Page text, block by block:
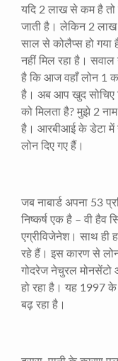
यदि 2 लाख से कम है तो
जाती है। लेकिन 2 लाख
साल से कोलैप्स हो गया
नहीं मिल रहा है।
है कि आज वहाँ लोन 1
है। अब आप खुद सोचिए
को मिलता है? मुझे 2
है। आरबीआई के डेटा में
लोन दिए गए हैं।
जब नाबार्ड अपना 53
निष्कर्ष एक है – वी हैव
एग्रीविजेनेश। साथ ही
रहे हैं। इस कारण से
गोदरेज नेचुरल मोनसेंटो
हो रहा है। यह 1997 के
बढ़ रहा है।